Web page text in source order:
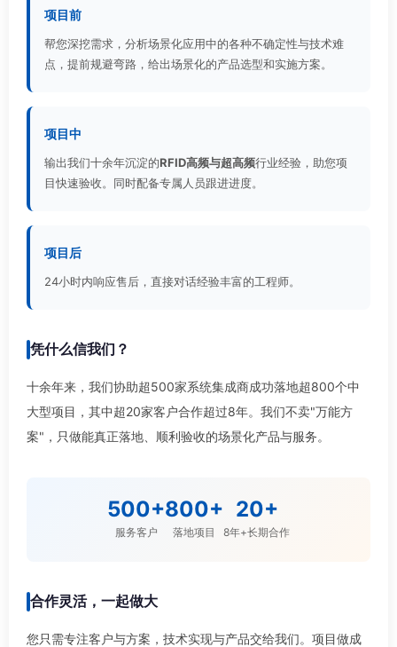
项目前
帮您深挖需求，分析场景化应用中的各种不确定性与技术难
点，提前规避弯路，给出场景化的产品选型和实施方案。
项目中
输出我们十余年沉淀的RFID高频与超高频行业经验，助您项
目快速验收。同时配备专属人员跟进进度。
项目后
24小时内响应售后，直接对话经验丰富的工程师。
凭什么信我们？
十余年来，我们协助超500家系统集成商成功落地超800个中
大型项目，其中超20家客户合作超过8年。我们不卖"万能方
案"，只做能真正落地、顺利验收的场景化产品与服务。
500+
服务客户
800+
落地项目
20+
8年+长期合作
合作灵活，一起做大
您只需专注客户与方案，技术实现与产品交给我们。项目做成